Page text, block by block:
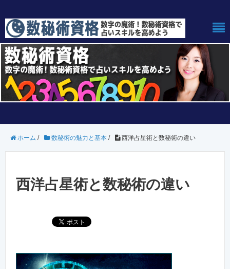
ホーム / 数秘術の魅力と基本 / 西洋占星術と数秘術の違い
西洋占星術と数秘術の違い